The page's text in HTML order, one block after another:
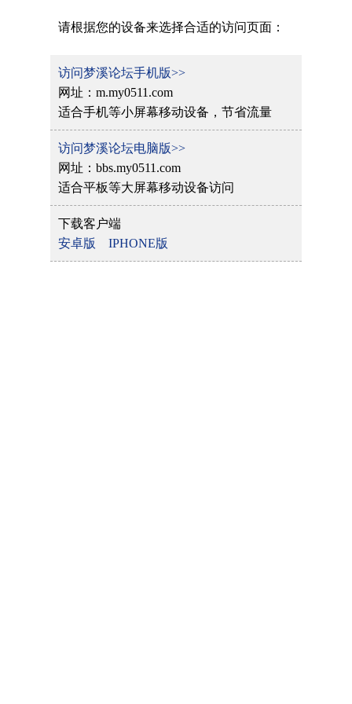
请根据您的设备来选择合适的访问页面：
访问梦溪论坛手机版>>
网址：m.my0511.com
适合手机等小屏幕移动设备，节省流量
访问梦溪论坛电脑版>>
网址：bbs.my0511.com
适合平板等大屏幕移动设备访问
下载客户端
安卓版
IPHONE版